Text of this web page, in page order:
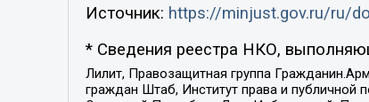
Источник: https://minjust.gov.ru/ru/
* Сведения реестра НКО,
Лилит, Правозащитная группа
граждан Штаб, Институт права и